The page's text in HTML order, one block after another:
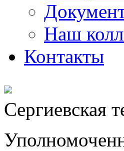
Наш
Контакты
Сергиевская